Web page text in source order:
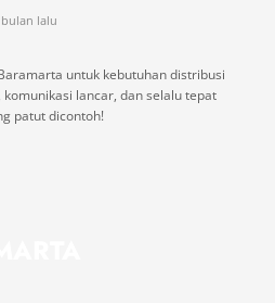
lalu
untuk kebutuhan distribusi
lancar, dan selalu tepat
patut dicontoh!